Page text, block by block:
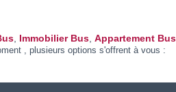
Immobilier Bus Appartement Bus
, plusieurs options s'offrent à vous :